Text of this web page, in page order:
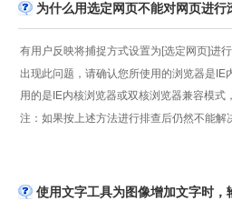
为什么用选定网页不能对网页进行
有用户反映将捕捉方式设置为[选定网页]进
出现此问题，请确认您所使用的浏览器是
用的是IE内核浏览器或双核浏览器兼容模
注：如果按上述方法进行排查后仍然不能
使用文字工具为图像增加文字时